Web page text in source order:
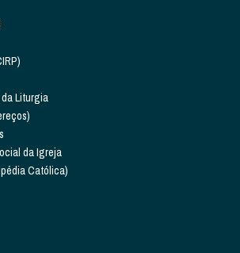
Liturgia
da Igreja
Católica)